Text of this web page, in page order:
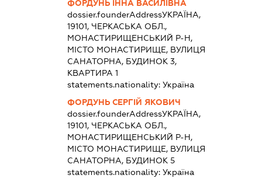
ФОРДУНЬ ІННА ВАСИЛІВНА
dossier.founderAddressУКРАЇНА,
19101, ЧЕРКАСЬКА ОБЛ.,
МОНАСТИРИЩЕНСЬКИЙ Р-Н,
МІСТО МОНАСТИРИЩЕ, ВУЛИЦЯ
САНАТОРНА, БУДИНОК 3,
КВАРТИРА 1
statements.nationality:Україна
ФОРДУНЬ СЕРГІЙ ЯКОВИЧ
dossier.founderAddressУКРАЇНА,
19101, ЧЕРКАСЬКА ОБЛ.,
МОНАСТИРИЩЕНСЬКИЙ Р-Н,
МІСТО МОНАСТИРИЩЕ, ВУЛИЦЯ
САНАТОРНА, БУДИНОК 5
statements.nationality:Україна